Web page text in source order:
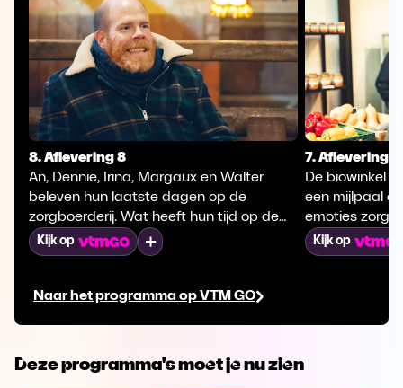
Naar het programma op VTM GO
8. Aflevering 8
An, Dennie, Irina, Margaux en Walter
beleven hun laatste dagen op de
zorgboerderij. Wat heeft hun tijd op de
Emiliushoeve hen gebracht en met welke
hoop en verwachtingen kijken ze vooruit?
Kijk op
7. Aflevering 7
De biowinkel
een mijlpaal
emoties zorgt.
experiment
er knopen
Dennie
Kijk op
Deze programma's moet je nu zien